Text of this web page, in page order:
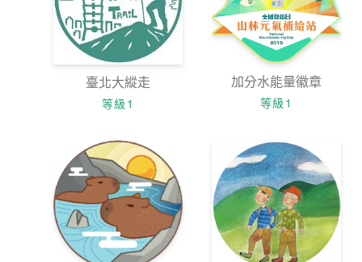
臺北大縱走
等級1
加分水能量徽章
等級1